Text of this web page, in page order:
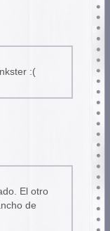
:(
El otro
de